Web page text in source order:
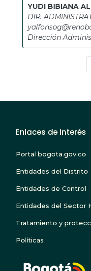
YUDI BIBIANA
DIR.
Dirección
Enlaces de Interés
Portal bogota.gov.co
Entidades del Distrito
Entidades de Control
Entidades del Sector
Tratamiento y
Políticas